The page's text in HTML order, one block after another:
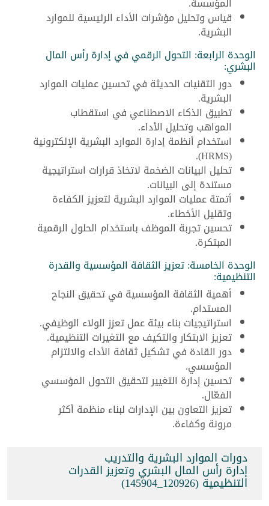
قياس وتحليل مؤشرات الأداء الرئيسية للموارد
البشرية.
الوحدة الرابعة: التحول الرقمي في إدارة رأس المال
البشري:
دور التقنيات الحديثة في تحسين عمليات الموارد
البشرية.
تطبيق الذكاء الاصطناعي في استقطاب
المواهب وتحليل الأداء.
استخدام أنظمة إدارة الموارد البشرية الإلكترونية
(HRMS).
تحليل البيانات الضخمة لاتخاذ قرارات استراتيجية
مستندة إلى البيانات.
أتمتة عمليات الموارد البشرية لتعزيز الكفاءة
وتقليل الأخطاء.
تحسين تجربة الموظف باستخدام الحلول الرقمية
المبتكرة.
الوحدة الخامسة: تعزيز الثقافة المؤسسية والقدرة
التنظيمية:
أهمية الثقافة المؤسسية في تحقيق النجاح
المستدام.
استراتيجيات بناء بيئة عمل تعزز الولاء الوظيفي.
تعزيز الابتكار والتكيف مع التغيرات التنظيمية.
دور القادة في تشكيل ثقافة الأداء والالتزام
المؤسسي.
تحسين إدارة التغيير لتحقيق التحول المؤسسي
الفعّال.
تعزيز التعاون بين الإدارات لبناء منظمة أكثر
مرونة وكفاءة.
دورات الموارد البشرية والتدريب
إدارة رأس المال البشري وتعزيز القدرات
التنظيمية (120926_145904)